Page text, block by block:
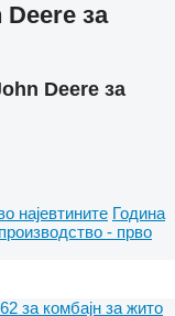
за
Deere за
најевтините Година
- прво